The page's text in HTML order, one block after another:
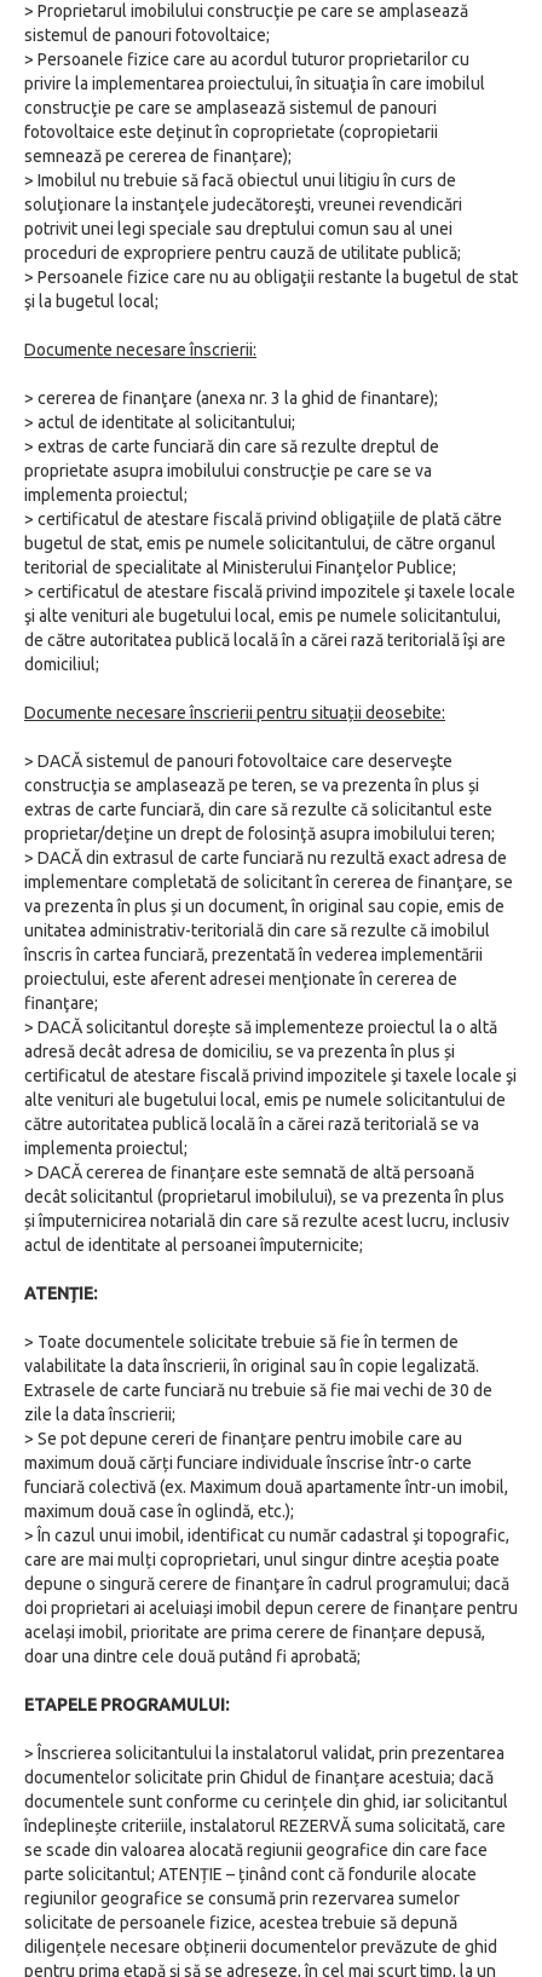
> Proprietarul imobilului construcţie pe care se amplasează
sistemul de panouri fotovoltaice;
> Persoanele fizice care au acordul tuturor proprietarilor cu
privire la implementarea proiectului, în situaţia în care imobilul
construcţie pe care se amplasează sistemul de panouri
fotovoltaice este deţinut în coproprietate (copropietarii
semnează pe cererea de finanțare);
> Imobilul nu trebuie să facă obiectul unui litigiu în curs de
soluţionare la instanţele judecătoreşti, vreunei revendicări
potrivit unei legi speciale sau dreptului comun sau al unei
proceduri de expropriere pentru cauză de utilitate publică;
> Persoanele fizice care nu au obligaţii restante la bugetul de stat
şi la bugetul local;
Documente necesare înscrierii:
> cererea de finanţare (anexa nr. 3 la ghid de finantare);
> actul de identitate al solicitantului;
> extras de carte funciară din care să rezulte dreptul de
proprietate asupra imobilului construcţie pe care se va
implementa proiectul;
> certificatul de atestare fiscală privind obligaţiile de plată către
bugetul de stat, emis pe numele solicitantului, de către organul
teritorial de specialitate al Ministerului Finanţelor Publice;
> certificatul de atestare fiscală privind impozitele şi taxele locale
şi alte venituri ale bugetului local, emis pe numele solicitantului,
de către autoritatea publică locală în a cărei rază teritorială îşi are
domiciliul;
Documente necesare înscrierii pentru situații deosebite:
> DACĂ sistemul de panouri fotovoltaice care deserveşte
construcţia se amplasează pe teren, se va prezenta în plus și
extras de carte funciară, din care să rezulte că solicitantul este
proprietar/deţine un drept de folosinţă asupra imobilului teren;
> DACĂ din extrasul de carte funciară nu rezultă exact adresa de
implementare completată de solicitant în cererea de finanţare, se
va prezenta în plus și un document, în original sau copie, emis de
unitatea administrativ-teritorială din care să rezulte că imobilul
înscris în cartea funciară, prezentată în vederea implementării
proiectului, este aferent adresei menţionate în cererea de
finanţare;
> DACĂ solicitantul dorește să implementeze proiectul la o altă
adresă decât adresa de domiciliu, se va prezenta în plus și
certificatul de atestare fiscală privind impozitele şi taxele locale şi
alte venituri ale bugetului local, emis pe numele solicitantului de
către autoritatea publică locală în a cărei rază teritorială se va
implementa proiectul;
> DACĂ cererea de finanțare este semnată de altă persoană
decât solicitantul (proprietarul imobilului), se va prezenta în plus
și împuternicirea notarială din care să rezulte acest lucru, inclusiv
actul de identitate al persoanei împuternicite;
ATENȚIE:
> Toate documentele solicitate trebuie să fie în termen de
valabilitate la data înscrierii, în original sau în copie legalizată.
Extrasele de carte funciară nu trebuie să fie mai vechi de 30 de
zile la data înscrierii;
> Se pot depune cereri de finanțare pentru imobile care au
maximum două cărți funciare individuale înscrise într-o carte
funciară colectivă (ex. Maximum două apartamente într-un imobil,
maximum două case în oglindă, etc.);
> În cazul unui imobil, identificat cu număr cadastral şi topografic,
care are mai mulți coproprietari, unul singur dintre aceștia poate
depune o singură cerere de finanţare în cadrul programului; dacă
doi proprietari ai aceluiași imobil depun cerere de finanțare pentru
același imobil, prioritate are prima cerere de finanțare depusă,
doar una dintre cele două putând fi aprobată;
ETAPELE PROGRAMULUI:
> Înscrierea solicitantului la instalatorul validat, prin prezentarea
documentelor solicitate prin Ghidul de finanțare acestuia; dacă
documentele sunt conforme cu cerințele din ghid, iar solicitantul
îndeplinește criteriile, instalatorul REZERVĂ suma solicitată, care
se scade din valoarea alocată regiunii geografice din care face
parte solicitantul; ATENȚIE – ținând cont că fondurile alocate
regiunilor geografice se consumă prin rezervarea sumelor
solicitate de persoanele fizice, acestea trebuie să depună
diligențele necesare obținerii documentelor prevăzute de ghid
pentru prima etapă și să se adreseze, în cel mai scurt timp, la un